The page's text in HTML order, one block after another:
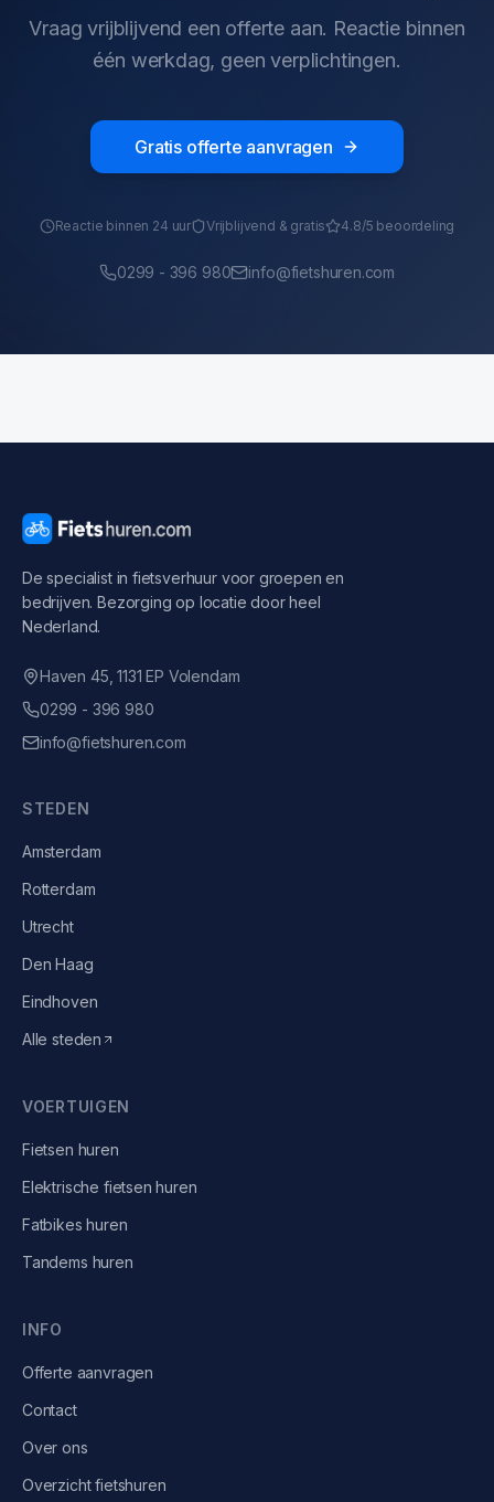
Vraag vrijblijvend een offerte aan. Reactie binnen
één werkdag, geen verplichtingen.
Gratis offerte aanvragen
Reactie binnen 24 uur Vrijblijvend & gratis 4.8/5 beoordeling
0299 - 396 980 info@fietshuren.com
De specialist in fietsverhuur voor groepen en
bedrijven. Bezorging op locatie door heel
Nederland.
Haven 45, 1131 EP Volendam
0299 - 396 980
info@fietshuren.com
STEDEN
Amsterdam
Rotterdam
Utrecht
Den Haag
Eindhoven
Alle steden
VOERTUIGEN
Fietsen huren
Elektrische fietsen huren
Fatbikes huren
Tandems huren
INFO
Offerte aanvragen
Contact
Over ons
Overzicht fietshuren